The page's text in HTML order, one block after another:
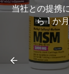
当社との提
H&B ストア